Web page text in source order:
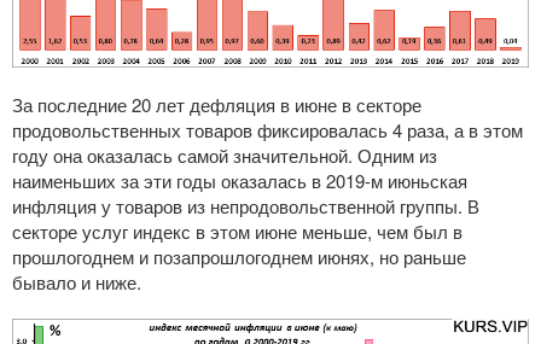
За последние 20 лет дефляция в июне в секторе
продовольственных товаров фиксировалась 4 раза, а в этом
году она оказалась самой значительной. Одним из
наименьших за эти годы оказалась в2019-м июньская
инфляция у товаров из непродовольственной группы. В
секторе услуг индекс в этом июне меньше, чем был в
прошлогоднем и позапрошлогоднем июнях, но раньше
бывало и ниже.